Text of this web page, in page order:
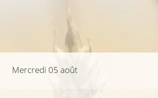
Mercredi 05 août